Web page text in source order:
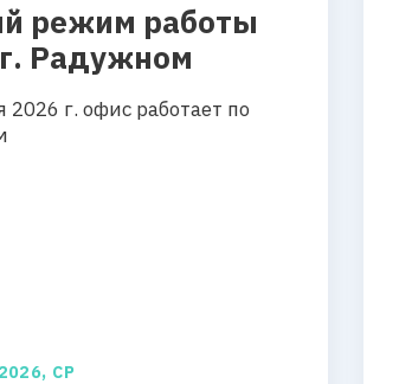
режим работы
Радужном
г. офис работает по
СР